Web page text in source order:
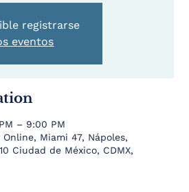
registrarse
eventos
– 9:00 PM
Miami 47, Nápoles,
Ciudad de México, CDMX,